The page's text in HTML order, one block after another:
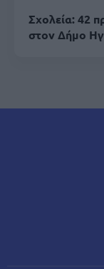
Σχολεία: 42
στον Δήμο